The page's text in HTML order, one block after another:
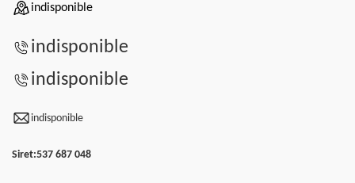
indisponible
indisponible
indisponible
indisponible
Siret:537 687 048